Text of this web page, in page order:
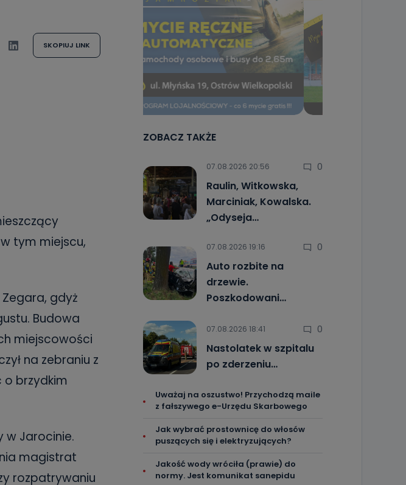
SKOPIUJ LINK
tym miejscu,
gdyż
Budowa
miejscowości
na zebraniu z
o brzydkim
w Jarocinie.
magistrat
rozpatrywaniu
ZOBACZ TAKŻE
07.08.2026 20:56 0
Raulin, Witkowska,
Marciniak, Kowalska.
„Odyseja…
07.08.2026 19:16 0
Auto rozbite na
drzewie.
Poszkodowani…
07.08.2026 18:41 0
Nastolatek w szpitalu
po zderzeniu…
Uważaj na oszustwo! Przychodzą maile
z fałszywego e-Urzędu Skarbowego
Jak wybrać prostownicę do włosów
puszących się i elektryzujących?
Jakość wody wróciła (prawie) do
normy. Jest komunikat sanepidu